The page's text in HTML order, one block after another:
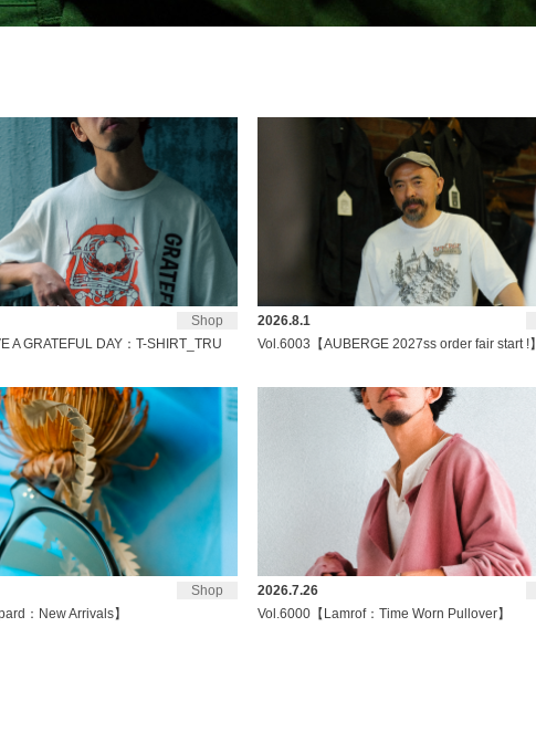
Shop
A GRATEFUL DAY：T-SHIRT_TRU
2026.8.1
Vol.6003【AUBERGE 2027ss order fair start !】
Shop
：New Arrivals】
2026.7.26
Vol.6000【Lamrof：Time Worn Pullover】